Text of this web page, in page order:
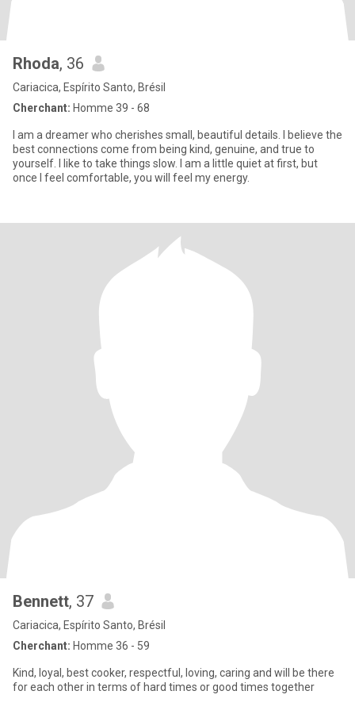
Rhoda, 36
Cariacica, Espírito Santo, Brésil
Cherchant: Homme 39 - 68
I am a dreamer who cherishes small, beautiful details. I believe the
best connections come from being kind, genuine, and true to
yourself. I like to take things slow. I am a little quiet at first, but
once I feel comfortable, you will feel my energy.
Bennett, 37
Cariacica, Espírito Santo, Brésil
Cherchant: Homme 36 - 59
Kind, loyal, best cooker, respectful, loving, caring and will be there
for each other in terms of hard times or good times together